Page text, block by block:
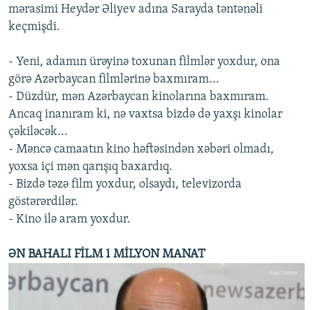
mərasimi Heydər Əliyev adına Sarayda təntənəli
keçmişdi.
- Yeni, adamın ürəyinə toxunan filmlər yoxdur, ona
görə Azərbaycan filmlərinə baxmıram...
- Düzdür, mən Azərbaycan kinolarına baxmıram.
Ancaq inanıram ki, nə vaxtsa bizdə də yaxşı kinolar
çəkiləcək...
- Məncə camaatın kino həftəsindən xəbəri olmadı,
yoxsa içi mən qarışıq baxardıq.
- Bizdə təzə film yoxdur, olsaydı, televizorda
göstərərdilər.
- Kino ilə aram yoxdur.
ƏN BAHALI FİLM 1 MİLYON MANAT